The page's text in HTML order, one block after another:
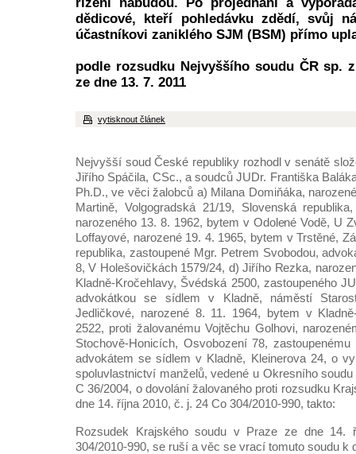
dědicové, kteří pohledávku zdědí, svůj
účastníkovi zaniklého SJM (BSM) přímo
podle rozsudku Nejvyššího soudu ČR sp.
ze dne 13. 7. 2011
vytisknout článek
Nejvyšší soud České republiky rozhodl v senátě
Jiřího Spáčila, CSc., a soudců JUDr. Františka
Ph.D., ve věci žalobců a) Milana Domiňáka,
Martině, Volgogradská 21/19, Slovenská
narozeného 13. 8. 1962, bytem v Odolené Vodě, U
Loffayové, narozené 19. 4. 1965, bytem v Trstěné,
republika, zastoupené Mgr. Petrem Svobodou,
8, V Holešovičkách 1579/24, d) Jiřího Rezka,
Kladně-Kročehlavy, Švédská 2500, zastoupeného
advokátkou se sídlem v Kladně, náměstí
Jedličkové, narozené 8. 11. 1964, bytem v
2522, proti žalovanému Vojtěchu Golhovi,
Stochově-Honicích, Osvobození 78,
advokátem se sídlem v Kladně, Kleinerova 24, o
spoluvlastnictví manželů, vedené u Okresního
C 36/2004, o dovolání žalovaného proti rozsudku
dne 14. října 2010, č. j. 24 Co 304/2010-990, takto:
Rozsudek Krajského soudu v Praze ze dne
304/2010-990, se ruší a věc se vrací tomuto soudu k